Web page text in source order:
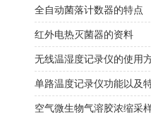
全自动菌落计数器的特点
红外电热灭菌器的资料
无线温湿度记录仪的使用
单路温度记录仪功能以及
空气微生物气溶胶浓缩采